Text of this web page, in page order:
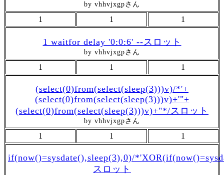
by vhhvjxgpさん
1 1 1
1 waitfor delay '0:0:6' --スロット
by vhhvjxgpさん
1 1 1
(select(0)from(select(sleep(3)))v)/*'+
(select(0)from(select(sleep(3)))v)+'"+
(select(0)from(select(sleep(3)))v)+"*/スロット
by vhhvjxgpさん
1 1 1
if(now()=sysdate(),sleep(3),0)/
スロット